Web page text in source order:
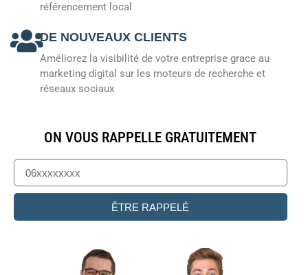
référencement local
DE NOUVEAUX CLIENTS
Améliorez la visibilité de votre entreprise grace au
marketing digital sur les moteurs de recherche et
réseaux sociaux
ON VOUS RAPPELLE GRATUITEMENT
ÊTRE RAPPELÉ